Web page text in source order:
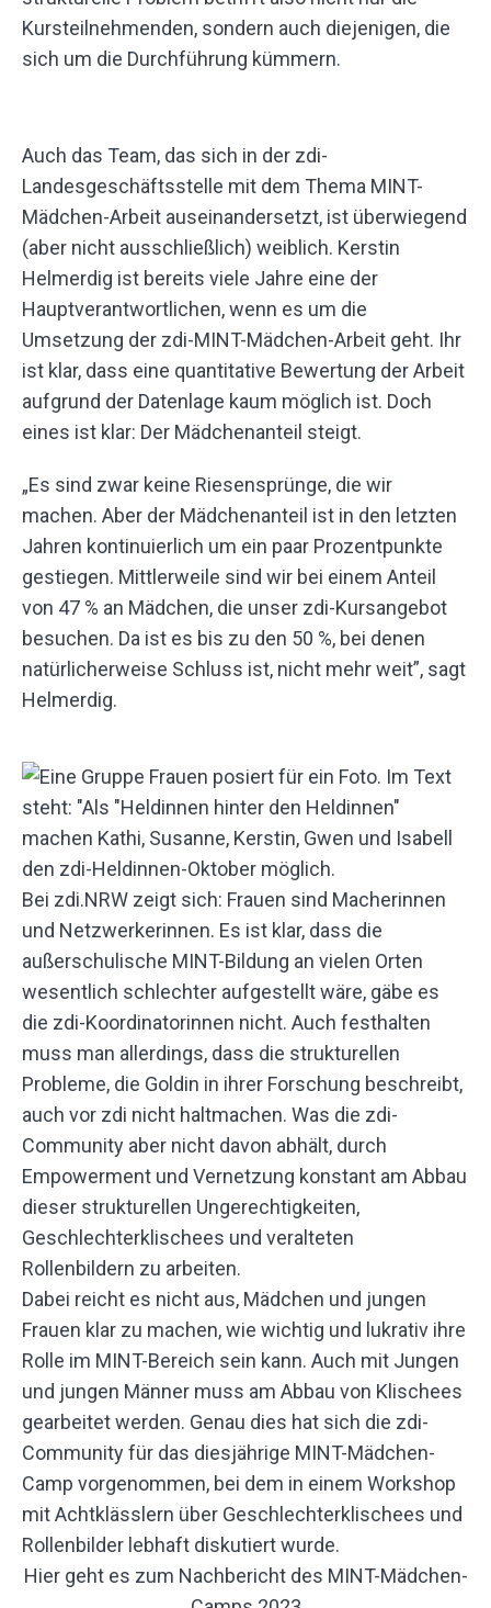
Kursteilnehmenden, sondern auch diejenigen, die
sich um die Durchführung kümmern.
Auch das Team, das sich in der zdi-
Landesgeschäftsstelle mit dem Thema MINT-
Mädchen-Arbeit auseinandersetzt, ist überwiegend
(aber nicht ausschließlich) weiblich. Kerstin
Helmerdig ist bereits viele Jahre eine der
Hauptverantwortlichen, wenn es um die
Umsetzung der zdi-MINT-Mädchen-Arbeit geht. Ihr
ist klar, dass eine quantitative Bewertung der Arbeit
aufgrund der Datenlage kaum möglich ist. Doch
eines ist klar: Der Mädchenanteil steigt.
„Es sind zwar keine Riesensprünge, die wir
machen. Aber der Mädchenanteil ist in den letzten
Jahren kontinuierlich um ein paar Prozentpunkte
gestiegen. Mittlerweile sind wir bei einem Anteil
von 47 % an Mädchen, die unser zdi-Kursangebot
besuchen. Da ist es bis zu den 50 %, bei denen
natürlicherweise Schluss ist, nicht mehr weit”, sagt
Helmerdig.
Bei zdi.NRW zeigt sich: Frauen sind Macherinnen
und Netzwerkerinnen. Es ist klar, dass die
außerschulische MINT-Bildung an vielen Orten
wesentlich schlechter aufgestellt wäre, gäbe es
die zdi-Koordinatorinnen nicht. Auch festhalten
muss man allerdings, dass die strukturellen
Probleme, die Goldin in ihrer Forschung beschreibt,
auch vor zdi nicht haltmachen. Was die zdi-
Community aber nicht davon abhält, durch
Empowerment und Vernetzung konstant am Abbau
dieser strukturellen Ungerechtigkeiten,
Geschlechterklischees und veralteten
Rollenbildern zu arbeiten.
Dabei reicht es nicht aus, Mädchen und jungen
Frauen klar zu machen, wie wichtig und lukrativ ihre
Rolle im MINT-Bereich sein kann. Auch mit Jungen
und jungen Männer muss am Abbau von Klischees
gearbeitet werden. Genau dies hat sich die zdi-
Community für das diesjährige MINT-Mädchen-
Camp vorgenommen, bei dem in einem Workshop
mit Achtklässlern über Geschlechterklischees und
Rollenbilder lebhaft diskutiert wurde.
Hier geht es zum Nachbericht des MINT-Mädchen-